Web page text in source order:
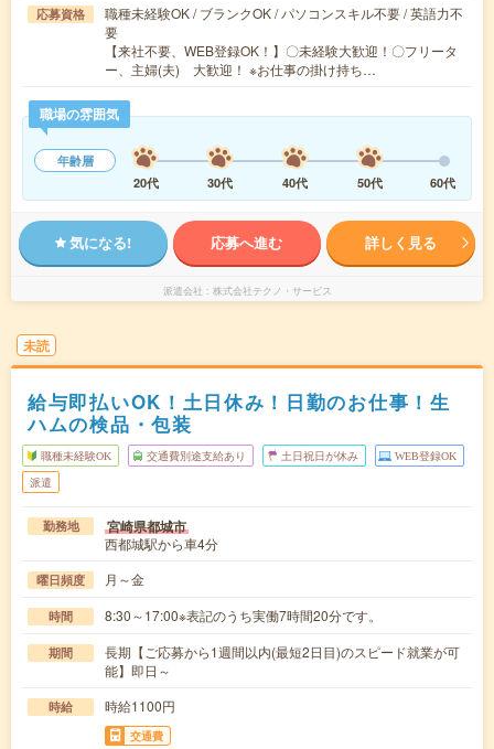
応募資格
職種未経験OK / ブランクOK / パソコンスキル不要 / 英語力不
要
【来社不要、WEB登録OK！】〇未経験大歓迎！〇フリータ
ー、主婦(夫) 大歓迎！ ※お仕事の掛け持ち…
職場の雰囲気
年齢層
20代
30代 40代 50代 60代
気になる! 応募へ進む 詳しく見る
派遣会社 株式会社テクノ・サービス
未読
給与即払いOK！土日休み！日勤のお仕事！生
ハムの検品・包装
職種未経験OK 交通費別途支給あり 土日祝日が休み WEB登録OK
派遣
勤務地 宮崎県都城市
西都城駅から車4分
曜日頻度 月～金
時間 8:30～17:00※表記のうち実働7時間20分です。
期間
長期【ご応募から1週間以内(最短2日目)のスピード就業が可
能】即日～
時給 時給1100円
交通費